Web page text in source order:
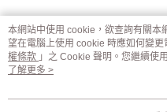
熱門標籤
本網站中使用 cookie，欲查詢有關本
望在電腦上使用 cookie 時應如何變
權條款 」之 Cookie 聲明。您繼續使
用條款之 Cookie 聲明使用 cookie。
了解更多 >